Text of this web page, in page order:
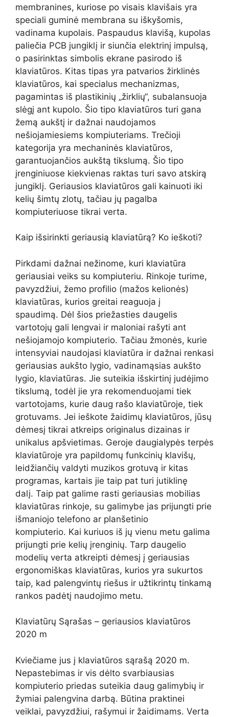
membranines, kuriose po visais klavišais yra
speciali guminė membrana su iškyšomis,
vadinama kupolais. Paspaudus klavišą, kupolas
paliečia PCB jungiklį ir siunčia elektrinį impulsą,
o pasirinktas simbolis ekrane pasirodo iš
klaviatūros. Kitas tipas yra patvarios žirklinės
klaviatūros, kai specialus mechanizmas,
pagamintas iš plastikinių „žirklių“, subalansuoja
slėgį ant kupolo. Šio tipo klaviatūros turi gana
žemą aukštį ir dažnai naudojamos
nešiojamiesiems kompiuteriams. Trečioji
kategorija yra mechaninės klaviatūros,
garantuojančios aukštą tikslumą. Šio tipo
įrenginiuose kiekvienas raktas turi savo atskirą
jungiklį. Geriausios klaviatūros gali kainuoti iki
kelių šimtų zlotų, tačiau jų pagalba
kompiuteriuose tikrai verta.
Kaip išsirinkti geriausią klaviatūrą? Ko ieškoti?
Pirkdami dažnai nežinome, kuri klaviatūra
geriausiai veiks su kompiuteriu. Rinkoje turime,
pavyzdžiui, žemo profilio (mažos kelionės)
klaviatūras, kurios greitai reaguoja į
spaudimą. Dėl šios priežasties daugelis
vartotojų gali lengvai ir maloniai rašyti ant
nešiojamojo kompiuterio. Tačiau žmonės, kurie
intensyviai naudojasi klaviatūra ir dažnai renkasi
geriausias aukšto lygio, vadinamąsias aukšto
lygio, klaviatūras. Jie suteikia išskirtinį judėjimo
tikslumą, todėl jie yra rekomenduojami tiek
vartotojams, kurie daug rašo klaviatūroje, tiek
grotuvams. Jei ieškote žaidimų klaviatūros, jūsų
dėmesį tikrai atkreips originalus dizainas ir
unikalus apšvietimas. Geroje daugialypės terpės
klaviatūroje yra papildomų funkcinių klavišų,
leidžiančių valdyti muzikos grotuvą ir kitas
programas, kartais jie taip pat turi jutiklinę
dalį. Taip pat galime rasti geriausias mobilias
klaviatūras rinkoje, su galimybe jas prijungti prie
išmaniojo telefono ar planšetinio
kompiuterio. Kai kuriuos iš jų vienu metu galima
prijungti prie kelių įrenginių. Tarp daugelio
modelių verta atkreipti dėmesį į geriausias
ergonomiškas klaviatūras, kurios yra sukurtos
taip, kad palengvintų riešus ir užtikrintų tinkamą
rankos padėtį naudojimo metu.
Klaviatūrų Sąrašas – geriausios klaviatūros
2020 m
Kviečiame jus į klaviatūros sąrašą 2020 m.
Nepastebimas ir vis dėlto svarbiausias
kompiuterio priedas suteikia daug galimybių ir
žymiai palengvina darbą. Būtina praktinei
veiklai, pavyzdžiui, rašymui ir žaidimams. Verta